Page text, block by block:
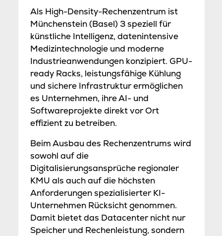
Als High-Density-Rechenzentrum ist
Münchenstein (Basel) 3 speziell für
künstliche Intelligenz, datenintensive
Medizintechnologie und moderne
Industrieanwendungen konzipiert. GPU-
ready Racks, leistungsfähige Kühlung
und sichere Infrastruktur ermöglichen
es Unternehmen, ihre AI- und
Softwareprojekte direkt vor Ort
effizient zu betreiben.
Beim Ausbau des Rechenzentrums wird
sowohl auf die
Digitalisierungsansprüche regionaler
KMU als auch auf die höchsten
Anforderungen spezialisierter KI-
Unternehmen Rücksicht genommen.
Damit bietet das Datacenter nicht nur
Speicher und Rechenleistung, sondern